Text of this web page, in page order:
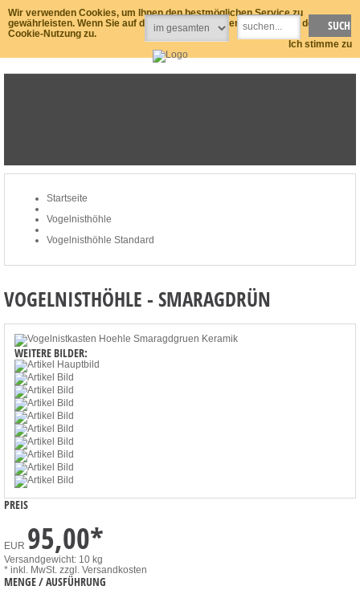
Wir verwenden Cookies, um Ihnen den bestmöglichen Service zu
gewährleisten. Wenn Sie auf der Seite weitersurfen stimmen Sie der
Cookie-Nutzung zu.
Ich stimme zu
Startseite
Vogelnisthöhle
Vogelnisthöhle Standard
VOGELNISTHÖHLE - SMARAGDRÜN
WEITERE BILDER:
PREIS
EUR 95,00*
Versandgewicht: 10 kg
* inkl. MwSt. zzgl. Versandkosten
MENGE / AUSFÜHRUNG